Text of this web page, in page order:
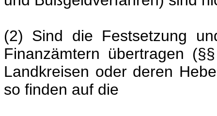
(2) Sind die Festsetzung
Finanzämtern übertragen
Landkreisen oder deren
so finden auf die